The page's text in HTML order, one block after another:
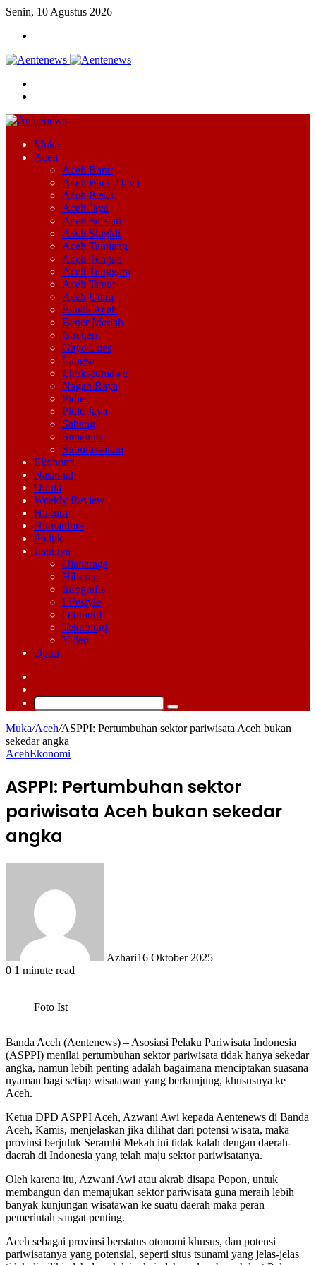
Senin, 10 Agustus 2026
Muka
Aceh
Aceh Barat
Aceh Barat Daya
Aceh Besar
Aceh Jaya
Aceh Selatan
Aceh Singkil
Aceh Tamiang
Aceh Tengah
Aceh Tenggara
Aceh Timur
Aceh Utara
Banda Aceh
Bener Meriah
Bireuen
Gayo Lues
Langsa
Lhokseumawe
Nagan Raya
Pidie
Pidie Jaya
Sabang
Simeulue
Subulussalam
Ekonomi
Nasional
Dunia
Weekly Review
Hukum
Humaniora
Politik
Lainnya
Olaharaga
Hiburan
Infografis
Lifestyle
Otomotif
Teknologi
Video
Opini
skin
Cari
Muka/Aceh/ASPPI: Pertumbuhan sektor pariwisata Aceh bukan
sekedar angka
AcehEkonomi
ASPPI: Pertumbuhan sektor
pariwisata Aceh bukan sekedar
angka
Azhari16 Oktober 2025
0 1 minute read
Foto Ist
Banda Aceh (Aentenews) – Asosiasi Pelaku Pariwisata Indonesia
(ASPPI) menilai pertumbuhan sektor pariwisata tidak hanya sekedar
angka, namun lebih penting adalah bagaimana menciptakan suasana
nyaman bagi setiap wisatawan yang berkunjung, khususnya ke
Aceh.
Ketua DPD ASPPI Aceh, Azwani Awi kepada Aentenews di Banda
Aceh, Kamis, menjelaskan jika dilihat dari potensi wisata, maka
provinsi berjuluk Serambi Mekah ini tidak kalah dengan daerah-
daerah di Indonesia yang telah maju sektor pariwisatanya.
Oleh karena itu, Azwani Awi atau akrab disapa Popon, untuk
membangun dan memajukan sektor pariwisata guna meraih lebih
banyak kunjungan wisatawan ke suatu daerah maka peran
pemerintah sangat penting.
Aceh sebagai provinsi berstatus otonomi khusus, dan potensi
pariwisatanya yang potensial, seperti situs tsunami yang jelas-jelas